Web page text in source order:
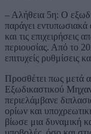
– Αλήθεια 5η: Ο
παράγει εντυπωσιακά
και τις επιχειρήσεις
περιουσίας. Από το
επιτυχείς ρυθμίσεις
Προσθέτει πως μετά
Εξωδικαστικού
περιελάμβανε
ορίων και
βίωσε μια δυναμική